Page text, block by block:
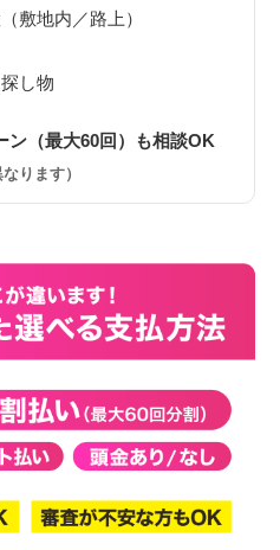
敷地内／路上）
し物
ン（最大60回）も相談OK
ります）